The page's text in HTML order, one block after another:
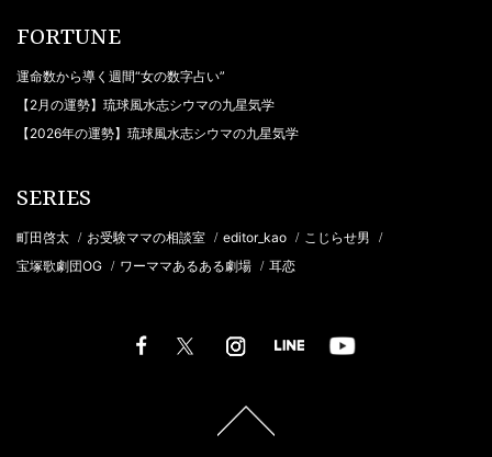
FORTUNE
運命数から導く週間“女の数字占い”
【2月の運勢】琉球風水志シウマの九星気学
【2026年の運勢】琉球風水志シウマの九星気学
SERIES
町田啓太 / お受験ママの相談室 / editor_kao / こじらせ男 /
宝塚歌劇団OG / ワーママあるある劇場 / 耳恋